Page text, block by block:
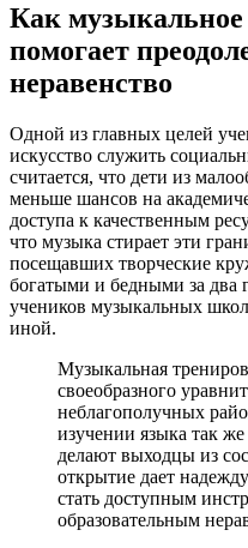
Как музыкальное
помогает
неравенство
Одной из главных целей
искусство служить
считается, что дети из
меньше шансов на
доступа к качественным
что музыка стирает эти
посещавших творческие
богатыми и бедными за два
учеников музыкальных
иной.
Музыкальная
своеобразного
неблагополучных
изучении языка так
делают выходцы из
открытие дает
стать доступным
образовательным